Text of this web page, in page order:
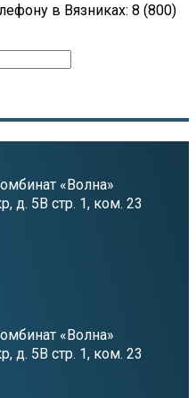
в Вязниках: 8 (800)
«Волна»
д. 5В стр. 1, ком. 23
«Волна»
д. 5В стр. 1, ком. 23